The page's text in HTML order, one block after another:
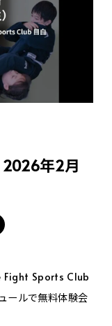
2026年2月
Fight Sports Club
ールで無料体験会